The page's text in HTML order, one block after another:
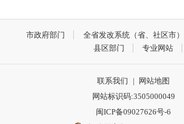
市政府部门 全省发改系统（省、社区市）
县区部门
专业网站
联系我们 |
网站地图
网站标识码:3505000049
闽ICP备09027626号-6